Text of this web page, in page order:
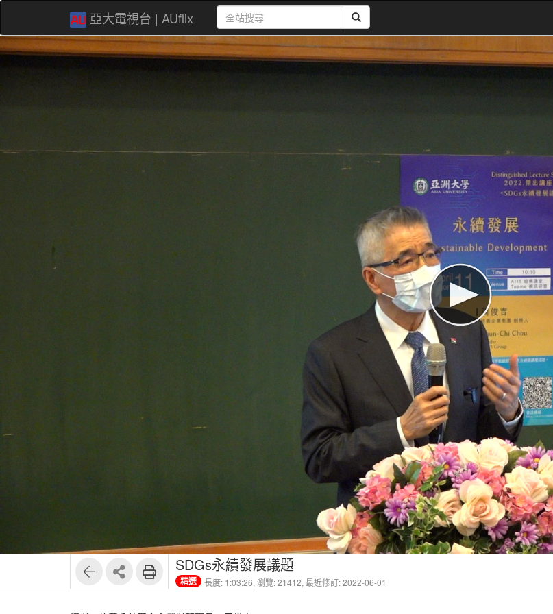
亞大電視台 | AUflix
SDGs永續發展議題
精選 長度: 1:03:26, 瀏覽: 21412, 最近修訂: 2022-06-01